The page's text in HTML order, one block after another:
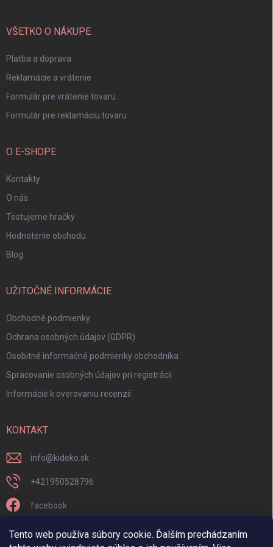
Tento web používa súbory cookie. Ďalším prechádzaním
VŠETKO O NÁKUPE
Platba a doprava
Reklamácie a vrátenie
Formulár pre vrátenie tovaru
Formulár pre reklamáciu tovaru
O E-SHOPE
Kontakty
O nás
Testujeme hračky
Hodnotenie obchodu
Blog
UŽITOČNÉ INFORMÁCIE
Obchodné podmienky
Ochrana osobných údajov (GDPR)
Osobitné informačné podmienky obchodníka
Spracovanie osobných údajov pri registrácii
Informácie k overovaniu recenzií
KONTAKT
info@kideko.sk
+421950528796
facebook
kideko.sk/